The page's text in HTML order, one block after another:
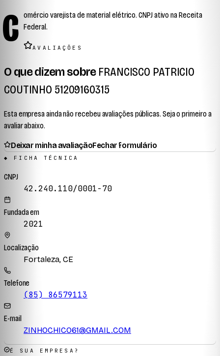
C omércio varejista de material elétrico. CNPJ ativo na Receita
Federal.
AVALIAÇÕES
O que dizem sobre FRANCISCO PATRICIO
COUTINHO 51209160315
Esta empresa ainda não recebeu avaliações públicas. Seja o primeiro a
avaliar abaixo.
Deixar minha avaliaçãoFechar formulário
◆ FICHA TÉCNICA
CNPJ
42.240.110/0001-70
Fundada em
2021
Localização
Fortaleza, CE
Telefone
(85) 86579113
E-mail
ZINHOCHICO61@GMAIL.COM
É SUA EMPRESA?